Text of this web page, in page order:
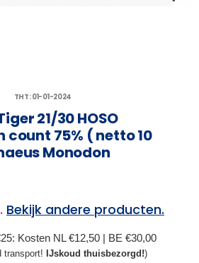
THT: 01-01-2024
21/30 HOSO
count 75% ( netto 10
Monodon
Bekijk andere producten.
Kosten NL €12,50 | BE €30,00
transport! IJskoud thuisbezorgd!)